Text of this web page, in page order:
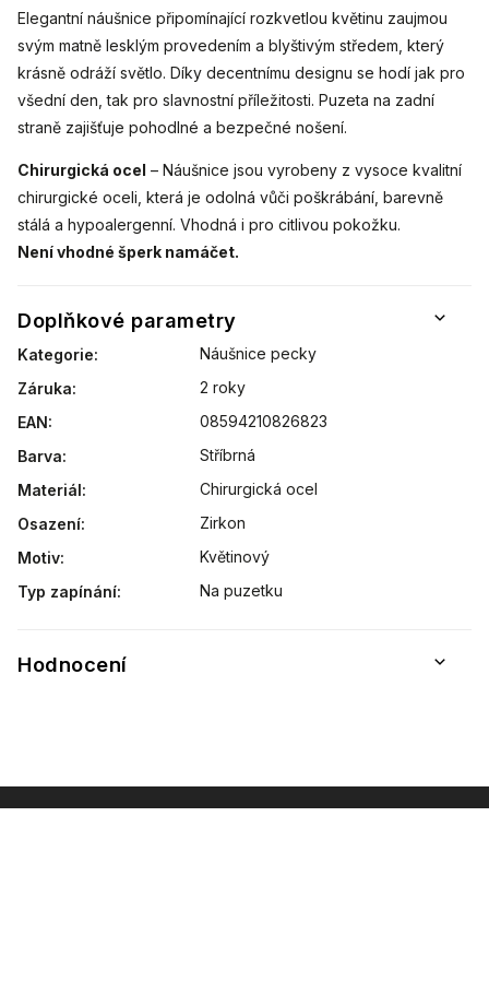
Elegantní náušnice připomínající rozkvetlou květinu zaujmou
svým matně lesklým provedením a blyštivým středem, který
krásně odráží světlo. Díky decentnímu designu se hodí jak pro
všední den, tak pro slavnostní příležitosti. Puzeta na zadní
straně zajišťuje pohodlné a bezpečné nošení.
Chirurgická ocel – Náušnice jsou vyrobeny z vysoce kvalitní
chirurgické oceli, která je odolná vůči poškrábání, barevně
stálá a hypoalergenní. Vhodná i pro citlivou pokožku.
Není vhodné šperk namáčet.
Doplňkové parametry
Kategorie:
Náušnice pecky
Záruka:
2 roky
EAN:
08594210826823
Barva:
Stříbrná
Materiál:
Chirurgická ocel
Osazení:
Zirkon
Motiv:
Květinový
Typ zapínání: Na puzetku
Hodnocení